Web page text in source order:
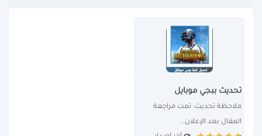
تحديث ببجي موبايل
المقال بعد الإعلان...